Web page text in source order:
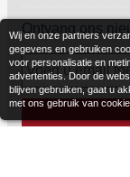
Ontvang ons
Wij en onze partners
gegevens en gebruiken
voor personalisatie en
advertenties. Door de
blijven gebruiken, gaat u
met ons gebruik van